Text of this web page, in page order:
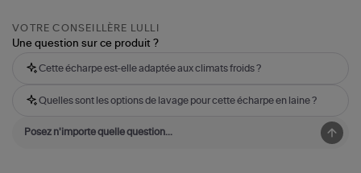
VOTRE CONSEILLÈRE LULLI
Une question sur ce produit ?
Cette écharpe est-elle adaptée aux climats froids ?
Quelles sont les options de lavage pour cette écharpe en laine ?